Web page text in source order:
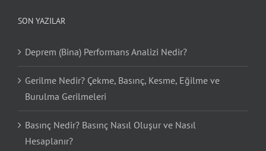
SON YAZILAR
Deprem (Bina) Performans Analizi Nedir?
Gerilme Nedir? Çekme, Basınç, Kesme, Eğilme ve
Burulma Gerilmeleri
Basınç Nedir? Basınç Nasıl Oluşur ve Nasıl
Hesaplanır?